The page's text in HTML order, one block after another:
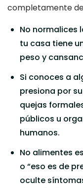
completamente
No normalices
tu casa tiene
peso y
Si conoces a
presiona por
quejas
públicos u
humanos.
No alimentes
o “eso es de
oculte